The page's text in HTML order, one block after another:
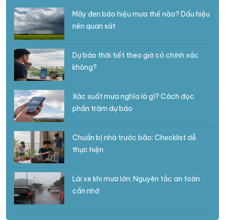
Mây đen báo hiệu mưa thế nào? Dấu hiệu
nên quan sát
Dự báo thời tiết theo giờ có chính xác
không?
Xác suất mưa nghĩa là gì? Cách đọc
phần trăm dự báo
Chuẩn bị nhà trước bão: Checklist dễ
thực hiện
Lái xe khi mưa lớn: Nguyên tắc an toàn
cần nhớ